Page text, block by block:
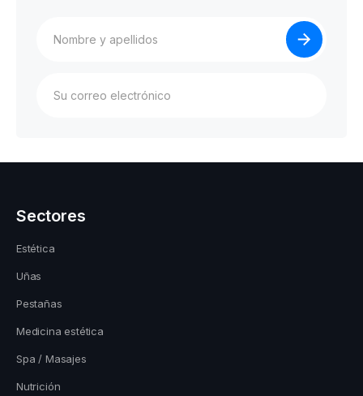
Sectores
Estética
Uñas
Pestañas
Medicina estética
Spa / Masajes
Nutrición